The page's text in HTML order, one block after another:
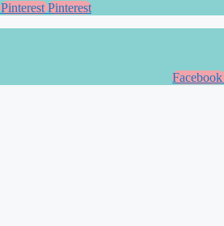
Pinterest Pinterest
Facebook